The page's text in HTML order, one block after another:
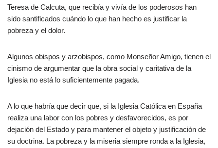
Teresa de Calcuta, que recibía y vivía de los poderosos han
sido santificados cuándo lo que han hecho es justificar la
pobreza y el dolor.
Algunos obispos y arzobispos, como Monseñor Amigo, tienen el
cinismo de argumentar que la obra social y caritativa de la
Iglesia no está lo suficientemente pagada.
A lo que habría que decir que, si la Iglesia Católica en España
realiza una labor con los pobres y desfavorecidos, es por
dejación del Estado y para mantener el objeto y justificación de
su doctrina. La pobreza y la miseria siempre ronda a la Iglesia,